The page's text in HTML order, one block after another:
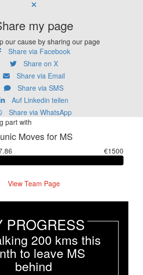
my page
our cause by sharing our page
Share via Facebook
Share on X
Share via Email
Share via SMS
Auf Linkedin teilen
Share via WhatsApp
part with
Moves for MS
€1500
View Team Page
PROGRESS
200 kms this
to leave MS
behind